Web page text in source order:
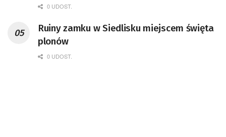
Kompetencji Przemysłu Lotniczo-
Badań Kosmicznych i Satelitarnych PAN.
0 UDOST.
Ruiny zamku w Siedlisku miejscem święta
plonów
0 UDOST.